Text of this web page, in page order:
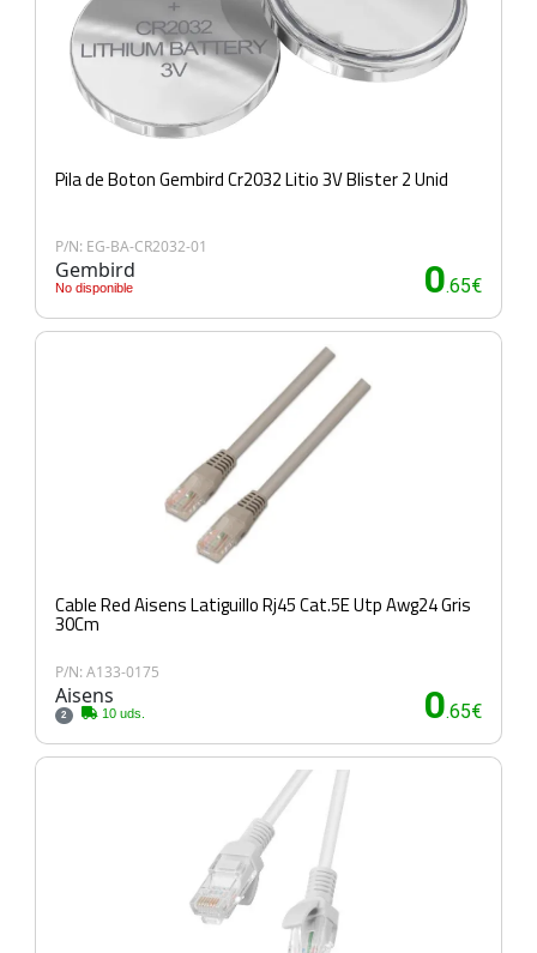
Pila de Boton Gembird Cr2032 Litio 3V Blister 2 Unid
P/N: EG-BA-CR2032-01
Gembird
No disponible 0.65€
Cable Red Aisens Latiguillo Rj45 Cat.5E Utp Awg24 Gris
30Cm
P/N: A133-0175
Aisens
2 10 uds. 0.65€